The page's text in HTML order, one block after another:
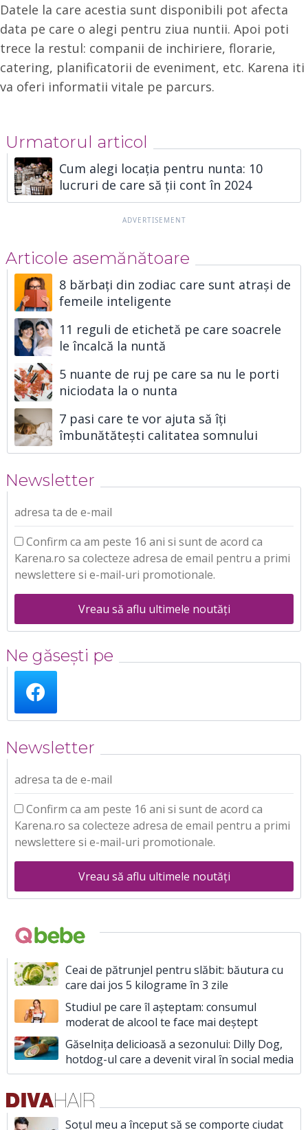
Datele la care acestia sunt disponibili pot afecta
data pe care o alegi pentru ziua nuntii. Apoi poti
trece la restul: companii de inchiriere, florarie,
catering, planificatorii de eveniment, etc. Karena iti
va oferi informatii vitale pe parcurs.
Urmatorul articol
Cum alegi locația pentru nunta: 10
lucruri de care să ții cont în 2024
Articole asemănătoare
8 bărbați din zodiac care sunt atrași de
femeile inteligente
11 reguli de etichetă pe care soacrele
le încalcă la nuntă
5 nuante de ruj pe care sa nu le porti
niciodata la o nunta
7 pasi care te vor ajuta să îți
îmbunătătești calitatea somnului
Newsletter
adresa ta de e-mail
Confirm ca am peste 16 ani si sunt de acord ca
Karena.ro sa colecteze adresa de email pentru a primi
newslettere si e-mail-uri promotionale.
Vreau să aflu ultimele noutăți
Ne găsești pe
Newsletter
adresa ta de e-mail
Confirm ca am peste 16 ani si sunt de acord ca
Karena.ro sa colecteze adresa de email pentru a primi
newslettere si e-mail-uri promotionale.
Vreau să aflu ultimele noutăți
Ceai de pătrunjel pentru slăbit: băutura cu
care dai jos 5 kilograme în 3 zile
Studiul pe care îl așteptam: consumul
moderat de alcool te face mai deștept
Găselnița delicioasă a sezonului: Dilly Dog,
hotdog-ul care a devenit viral în social media
Soțul meu a început să se comporte ciudat